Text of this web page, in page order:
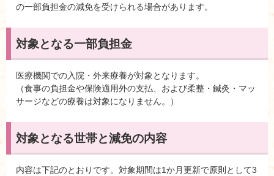
の一部負担金の減免を受けられる場合があります。
対象となる一部負担金
医療機関での入院・外来療養が対象となります。
（食事の負担金や保険適用外の支払、および柔整・鍼灸・マッ
サージなどの療養は対象になりません。）
対象となる世帯と減免の内容
内容は下記のとおりです。対象期間は1か月更新で原則として3